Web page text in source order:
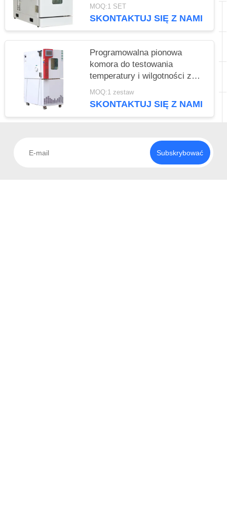
MOQ:1 SET
SKONTAKTUJ SIĘ Z NAMI
Programowalna pionowa
komora do testowania
temperatury i wilgotności z
kontrolerem ekranu
dotykowego
MOQ:1 zestaw
SKONTAKTUJ SIĘ Z NAMI
Subskrybować